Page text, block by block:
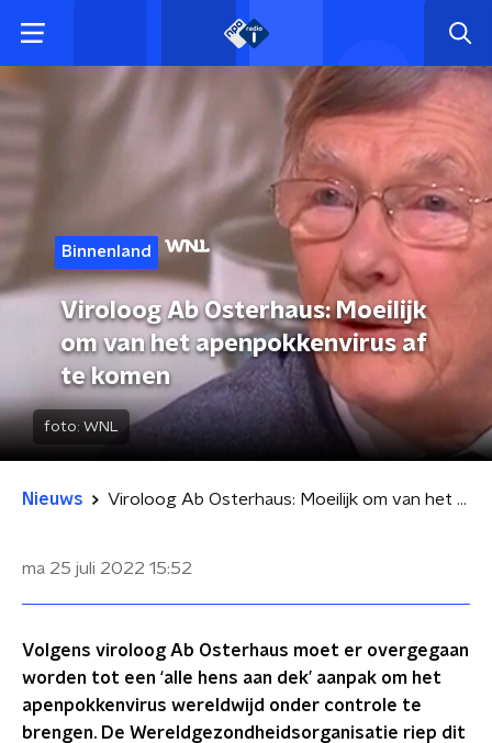
Binnenland
Viroloog Ab Osterhaus: Moeilijk
om van het apenpokkenvirus af
te komen
foto: WNL
Nieuws Viroloog Ab Osterhaus: Moeilijk om van het apenpokkenvirus af te komen
ma 25 juli 2022 15:52
Volgens viroloog Ab Osterhaus moet er overgegaan
worden tot een ‘alle hens aan dek’ aanpak om het
apenpokkenvirus wereldwijd onder controle te
brengen. De Wereldgezondheidsorganisatie riep dit